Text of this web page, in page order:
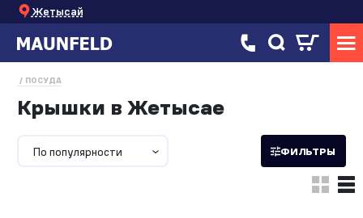
Жетысай
ПОСУДА
Крышки в Жетысае
По популярности ФИЛЬТРЫ